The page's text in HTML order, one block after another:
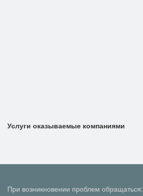
Услуги оказываемые компаниями
При возникновении проблем обращаться: